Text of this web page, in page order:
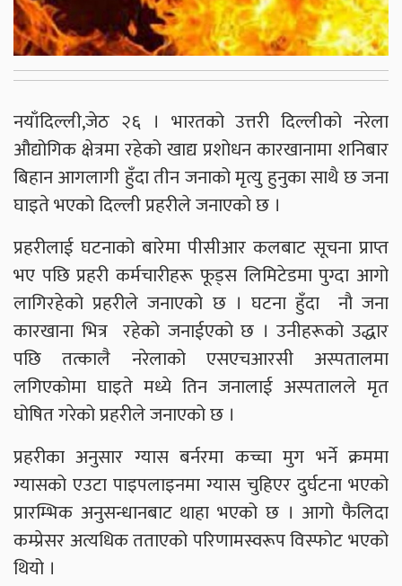
नयाँदिल्ली,जेठ २६ । भारतको उत्तरी दिल्लीको नरेला
औद्योगिक क्षेत्रमा रहेको खाद्य प्रशोधन कारखानामा शनिबार
बिहान आगलागी हुँदा तीन जनाको मृत्यु हुनुका साथै छ जना
घाइते भएको दिल्ली प्रहरीले जनाएको छ ।
प्रहरीलाई घटनाको बारेमा पीसीआर कलबाट सूचना प्राप्त
भए पछि प्रहरी कर्मचारीहरू फूड्स लिमिटेडमा पुग्दा आगो
लागिरहेको प्रहरीले जनाएको छ । घटना हुँदा नौ जना
कारखाना भित्र रहेको जनाईएको छ । उनीहरूको उद्धार
पछि तत्कालै नरेलाको एसएचआरसी अस्पतालमा
लगिएकोमा घाइते मध्ये तिन जनालाई अस्पतालले मृत
घोषित गरेको प्रहरीले जनाएको छ ।
प्रहरीका अनुसार ग्यास बर्नरमा कच्चा मुग भर्ने क्रममा
ग्यासको एउटा पाइपलाइनमा ग्यास चुहिएर दुर्घटना भएको
प्रारम्भिक अनुसन्धानबाट थाहा भएको छ । आगो फैलिदा
कम्प्रेसर अत्यधिक तताएको परिणामस्वरूप विस्फोट भएको
थियो ।